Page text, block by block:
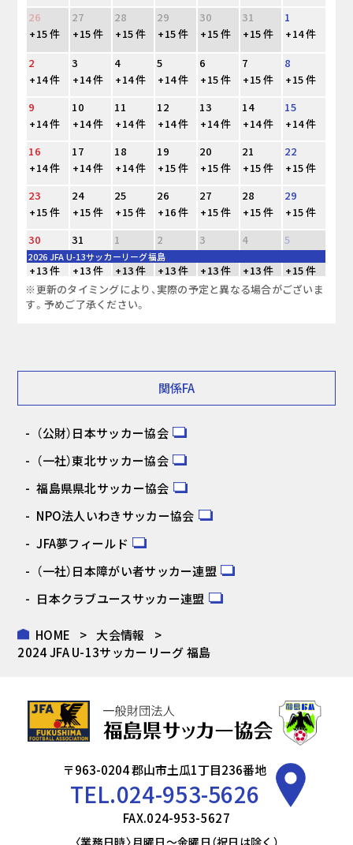
26
27 28 29 30 31
1
+15 件
+15 件 +15 件 +15 件 +15 件 +15 件
+14 件
2
3 4 5 6 7
8
+14 件
+14 件 +14 件 +14 件 +15 件 +15 件
+15 件
9
10 11 12 13 14
15
+14 件
+14 件 +14 件 +14 件 +14 件 +14 件
+14 件
16
17 18 19 20 21
22
+14 件
+14 件 +14 件 +15 件 +15 件 +15 件
+15 件
23
24 25 26 27 28
29
+15 件
+15 件 +15 件 +16 件 +15 件 +15 件
+15 件
30
31 1 2 3 4 5
2026 JFA U-13サッカーリーグ福島
+13 件 +13 件 +13 件 +13 件 +13 件 +13 件
+15 件
※更新のタイミングにより、実際の予定と異なる場合がございま
す。予めご了承ください。
関係FA
（公財）日本サッカー協会
（一社）東北サッカー協会
福島県県北サッカー協会
NPO法人いわきサッカー協会
JFA夢フィールド
（一社）日本障がい者サッカー連盟
日本クラブユースサッカー連盟
HOME
大会情報
2024 JFA U-13サッカーリーグ 福島
〒963-0204 郡山市土瓜1丁目236番地
TEL.024-953-5626
FAX.024-953-5627
〈業務日時〉月曜日～金曜日（祝日は除く）